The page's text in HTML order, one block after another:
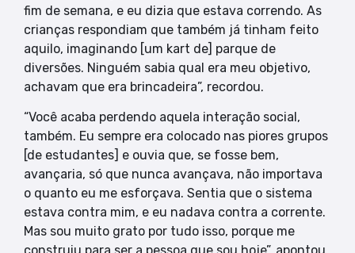
fim de semana, e eu dizia que estava correndo. As
crianças respondiam que também já tinham feito
aquilo, imaginando [um kart de] parque de
diversões. Ninguém sabia qual era meu objetivo,
achavam que era brincadeira”, recordou.
“Você acaba perdendo aquela interação social,
também. Eu sempre era colocado nas piores grupos
[de estudantes] e ouvia que, se fosse bem,
avançaria, só que nunca avançava, não importava
o quanto eu me esforçava. Sentia que o sistema
estava contra mim, e eu nadava contra a corrente.
Mas sou muito grato por tudo isso, porque me